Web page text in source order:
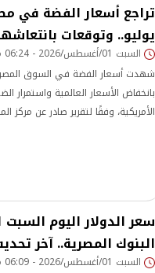
يوليو.. وتوقعات
السبت 01/أغسطس/2026 - 06:24 م
بانخفاض الأسعار العالمية واستمرار
الأمريكية، وفقًا لتقرير صادر عن مركز
البنوك المصرية.. آخر
السبت 01/أغسطس/2026 - 06:09 م